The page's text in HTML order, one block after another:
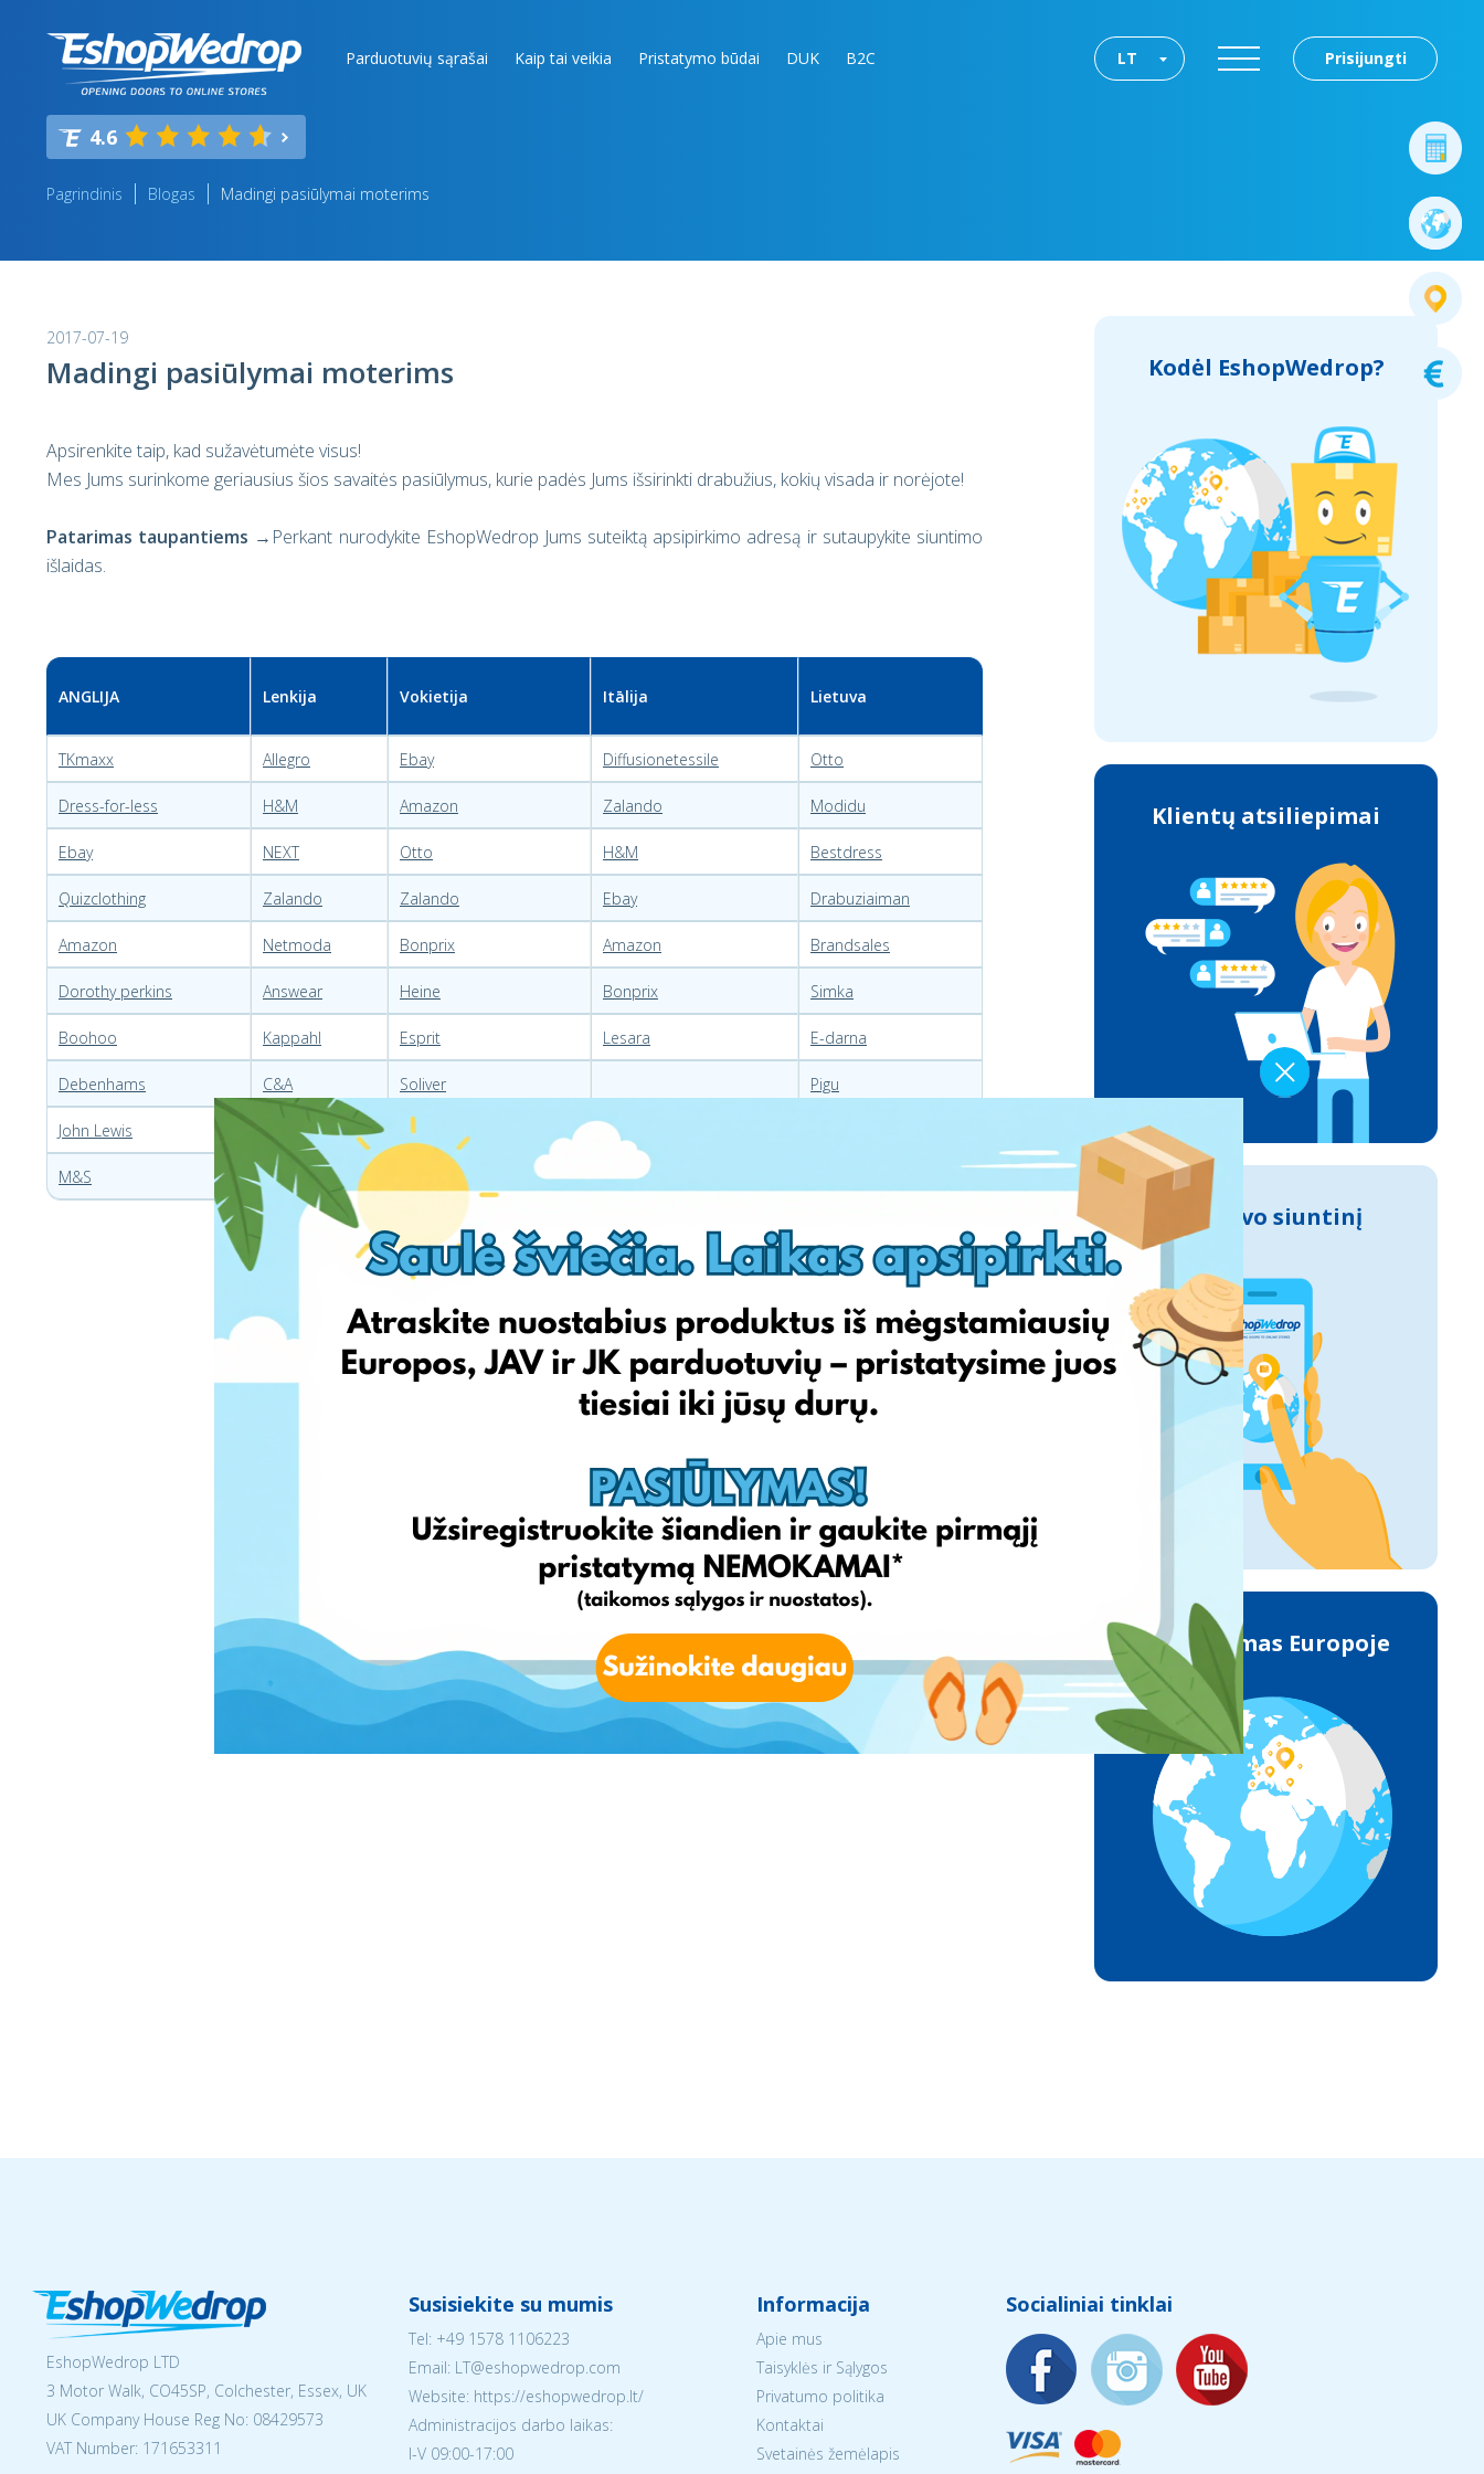
Parduotuvių sąrašai Kaip tai veikia Pristatymo būdai DUK B2C Prisijungti
LT
4.6
Pagrindinis Blogas Madingi pasiūlymai moterims
2017-07-19
Madingi pasiūlymai moterims
Apsirenkite taip, kad sužavėtumėte visus!
Mes Jums surinkome geriausius šios savaitės pasiūlymus, kurie padės Jums išsirinkti drabužius, kokių visada ir norėjote!
Patarimas taupantiems →Perkant nurodykite EshopWedrop Jums suteiktą apsipirkimo adresą ir sutaupykite siuntimo
išlaidas.
ANGLIJA Lenkija Vokietija Itālija Lietuva
TKmaxx Allegro Ebay Diffusionetessile Otto
Dress-for-less H&M Amazon Zalando Modidu
Ebay NEXT Otto H&M Bestdress
Quizclothing Zalando Zalando Ebay Drabuziaiman
Amazon Netmoda Bonprix Amazon Brandsales
Dorothy perkins Answear Heine Bonprix Simka
Boohoo Kappahl Esprit Lesara E-darna
Debenhams C&A Soliver Pigu
John Lewis Walbusch
M&S Zalando-lounge
Kodėl EshopWedrop?
Klientų atsiliepimai
Sek savo siuntinį
Pristatymas Europoje
EshopWedrop LTD
3 Motor Walk, CO45SP, Colchester, Essex, UK
UK Company House Reg No: 08429573
VAT Number: 171653311
Susisiekite su mumis
Tel: +49 1578 1106223
Email: LT@eshopwedrop.com
Website: https://eshopwedrop.lt/
Administracijos darbo laikas:
I-V 09:00-17:00
Informacija
Apie mus
Taisyklės ir Sąlygos
Privatumo politika
Kontaktai
Svetainės žemėlapis
Socialiniai tinklai